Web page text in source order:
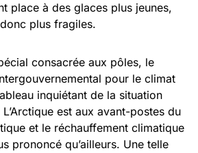
place à des glaces plus jeunes,
plus fragiles.
consacrée aux pôles, le
pour le climat
inquiétant de la situation
est aux avant-postes du
et le réchauffement climatique
prononcé qu’ailleurs. Une telle